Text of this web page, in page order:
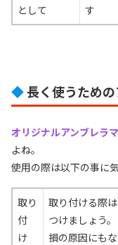
として
す
◆長く使うため
オリジナルアンブレラ
よね。
使用の際は以下の事に
取り
付
け
取り付ける際
つけましょう
損の原因にもな